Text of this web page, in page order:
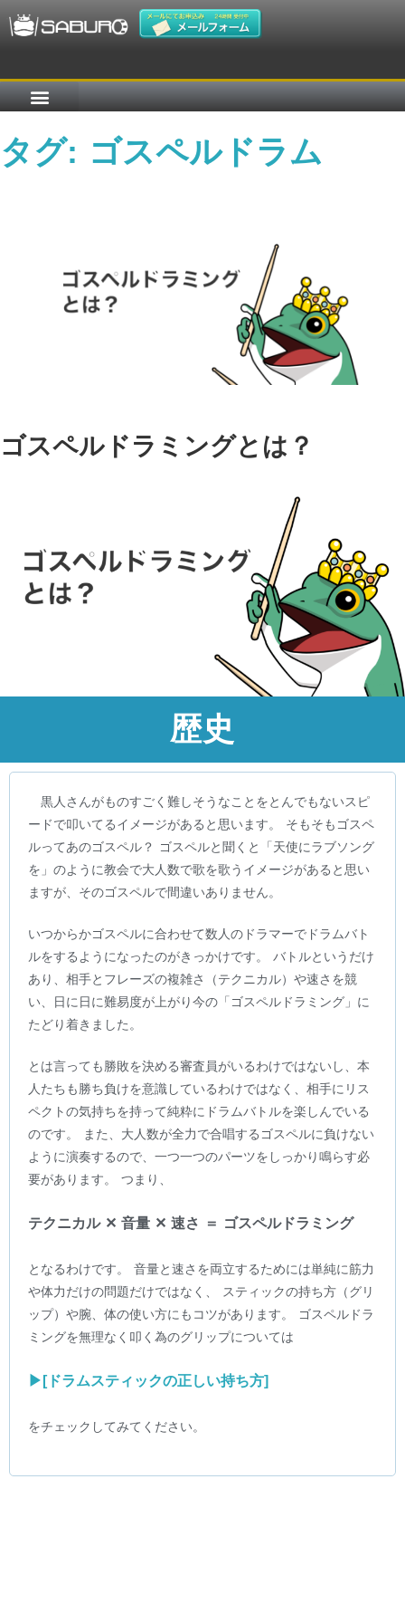
タグ: ゴスペルドラム
ゴスペルドラミングとは？
歴史
黒人さんがものすごく難しそうなことをとんでもないスピ
ードで叩いてるイメージがあると思います。 そもそもゴスペ
ルってあのゴスペル？ ゴスペルと聞くと「天使にラブソング
を」のように教会で大人数で歌を歌うイメージがあると思い
ますが、そのゴスペルで間違いありません。
いつからかゴスペルに合わせて数人のドラマーでドラムバト
ルをするようになったのがきっかけです。 バトルというだけ
あり、相手とフレーズの複雑さ（テクニカル）や速さを競
い、日に日に難易度が上がり今の「ゴスペルドラミング」に
たどり着きました。
とは言っても勝敗を決める審査員がいるわけではないし、本
人たちも勝ち負けを意識しているわけではなく、相手にリス
ペクトの気持ちを持って純粋にドラムバトルを楽しんでいる
のです。 また、大人数が全力で合唱するゴスペルに負けない
ように演奏するので、一つ一つのパーツをしっかり鳴らす必
要があります。 つまり、
テクニカル ✕ 音量 ✕ 速さ ＝ ゴスペルドラミング
となるわけです。 音量と速さを両立するためには単純に筋力
や体力だけの問題だけではなく、 スティックの持ち方（グリ
ップ）や腕、体の使い方にもコツがあります。 ゴスペルドラ
ミングを無理なく叩く為のグリップについては
▶︎[ドラムスティックの正しい持ち方]
をチェックしてみてください。